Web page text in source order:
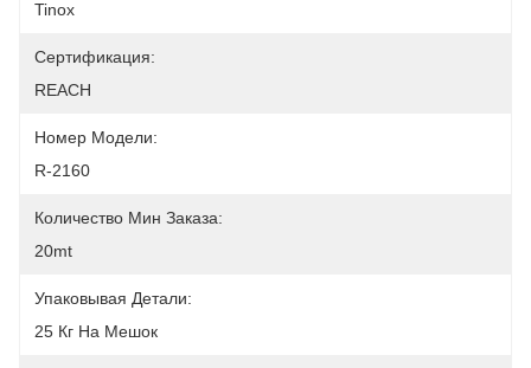
Tinox
Сертификация:
REACH
Номер Модели:
R-2160
Количество Мин Заказа:
20mt
Упаковывая Детали:
25 Кг На Мешок